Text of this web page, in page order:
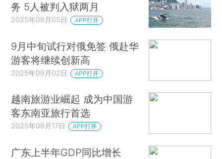
务 5人被判入狱两月
2025年09月05日 APP打开
9月中旬试行对俄免签 俄赴华
游客将继续创新高
2025年09月02日 APP打开
越南旅游业崛起 成为中国游
客东南亚旅行首选
2025年09月17日 APP打开
广东上半年GDP同比增长